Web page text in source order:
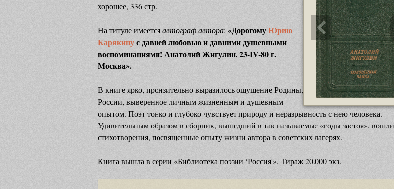
информационный
хорошее, 336 стр.
На титуле имеетсяавтограф автора: «ДорогомуЮрию
Карякинус давней любовью и давними душевными
воспоминаниями! Анатолий Жигулин. 23-IV-80 г.
Москва».
В книге ярко, пронзительно выразилось ощущение Родины,
России, выверенное личным жизненным и душевным
опытом. Поэт тонко и глубоко чувствует природу и неразрывность с нею человека.
Удивительным образом в сборник, вышедший в так называемые «годы застоя», вошли
стихотворения, посвященные опыту жизни автора в советских лагерях.
Книга вышла в серии «Библиотека поэзии ‘Россия'». Тираж 20.000 экз.